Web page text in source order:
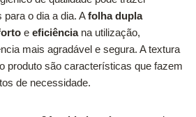
o dia a dia. Afolha dupla
e eficiênciana utilização,
mais agradável e segura. A textura
produto são características que fazem
de necessidade.